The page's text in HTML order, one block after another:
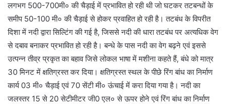
लगभग 500-700मी० की चैड़ाई में प्रभावित हो रही थी जो घटकर तटबन्धों के
समीप 50-100 मी० की चैड़ाई से होकर प्रवाहित हो रही है। तटबंध के विपरीत
दिशा में नदी द्वारा सिल्टिंग की गई है, जिससे नदी की धारा तटबंध पर अत्यधिक वेग
से दबाव बनाकर प्रभावित हो रही है। बन्धे के पास नदी का वेग बढ़ने एवं इससे
उत्पन्न तीव्र प्रकृत का बहाव जिसे लोकल भाषा में मशीना कहते हैं, बंधे को मात्र
30 मिनट में क्षतिग्रस्त कर दिया। क्षतिग्रस्त स्थल के पीछे रिंग बांध का निर्माण
कार्य 03 मी० चैड़ाई एवं 70 सेंटी मी० ऊंचाई में करा दिया गया है। नदी का
जलस्तर 15 से 20 सेटीमीटर जी0 एल० से ऊपर होने एवं रिंग बांध का निर्माण